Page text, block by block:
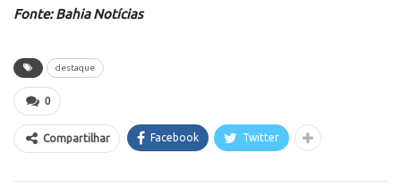
Fonte: Bahia Notícias
destaque
0
Compartilhar Facebook Twitter